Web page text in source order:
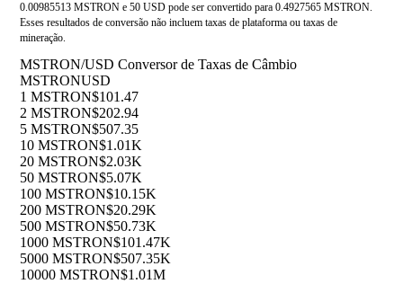
0.00985513 MSTRON e 50 USD pode ser convertido para 0.4927565 MSTRON.
Esses resultados de conversão não incluem taxas de plataforma ou taxas de
mineração.
MSTRON/USD Conversor de Taxas de Câmbio
MSTRONUSD
1 MSTRON$101.47
2 MSTRON$202.94
5 MSTRON$507.35
10 MSTRON$1.01K
20 MSTRON$2.03K
50 MSTRON$5.07K
100 MSTRON$10.15K
200 MSTRON$20.29K
500 MSTRON$50.73K
1000 MSTRON$101.47K
5000 MSTRON$507.35K
10000 MSTRON$1.01M